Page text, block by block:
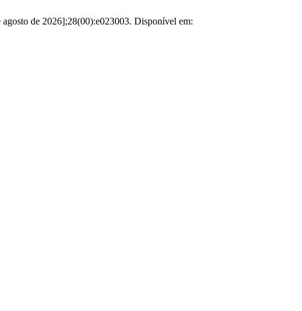
de 2026];28(00):e023003. Disponível em: